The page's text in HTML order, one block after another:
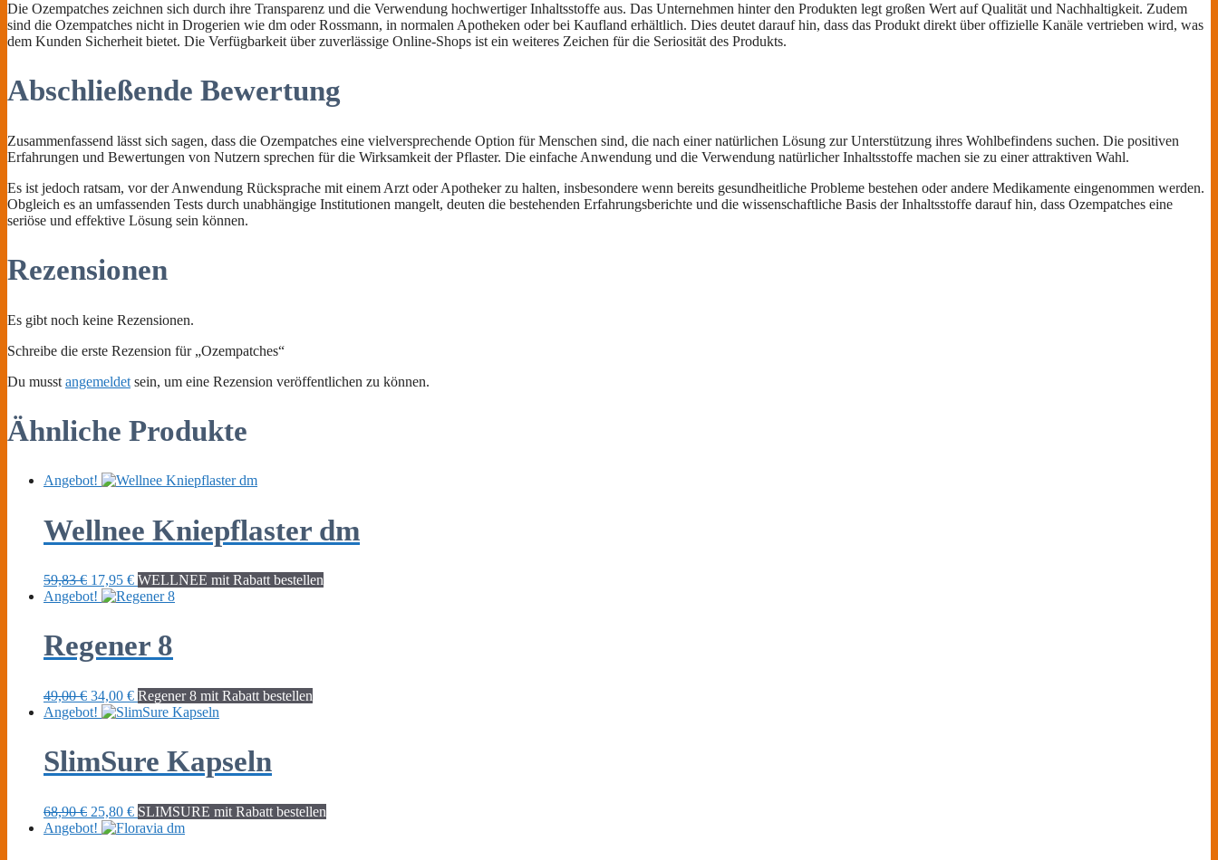
Die Ozempatches zeichnen sich durch ihre Transparenz und die Verwendung hochwertiger Inhaltsstoffe aus. Das Unternehmen hinter den Produkten legt großen Wert auf Qualität und Nachhaltigkeit. Zudem
sind die Ozempatches nicht in Drogerien wie dm oder Rossmann, in normalen Apotheken oder bei Kaufland erhältlich. Dies deutet darauf hin, dass das Produkt direkt über offizielle Kanäle vertrieben wird, was
dem Kunden Sicherheit bietet. Die Verfügbarkeit über zuverlässige Online-Shops ist ein weiteres Zeichen für die Seriosität des Produkts.
Abschließende Bewertung
Zusammenfassend lässt sich sagen, dass die Ozempatches eine vielversprechende Option für Menschen sind, die nach einer natürlichen Lösung zur Unterstützung ihres Wohlbefindens suchen. Die positiven
Erfahrungen und Bewertungen von Nutzern sprechen für die Wirksamkeit der Pflaster. Die einfache Anwendung und die Verwendung natürlicher Inhaltsstoffe machen sie zu einer attraktiven Wahl.
Es ist jedoch ratsam, vor der Anwendung Rücksprache mit einem Arzt oder Apotheker zu halten, insbesondere wenn bereits gesundheitliche Probleme bestehen oder andere Medikamente eingenommen werden.
Obgleich es an umfassenden Tests durch unabhängige Institutionen mangelt, deuten die bestehenden Erfahrungsberichte und die wissenschaftliche Basis der Inhaltsstoffe darauf hin, dass Ozempatches eine
seriöse und effektive Lösung sein können.
Rezensionen
Es gibt noch keine Rezensionen.
Schreibe die erste Rezension für „Ozempatches“
Du musst angemeldet sein, um eine Rezension veröffentlichen zu können.
Ähnliche Produkte
Angebot!
Wellnee Kniepflaster dm
59,83€ Ursprünglicher
Preis
17,95 €Aktueller
Preis
WELLNEE mit Rabatt bestellen
Angebot!
Regener 8
49,00€ Ursprünglicher
Preis
34,00 €Aktueller
Preis
Regener 8 mit Rabatt bestellen
Angebot!
SlimSure Kapseln
68,90€ Ursprünglicher
Preis
25,80 €Aktueller
Preis
SLIMSURE mit Rabatt bestellen
Angebot!